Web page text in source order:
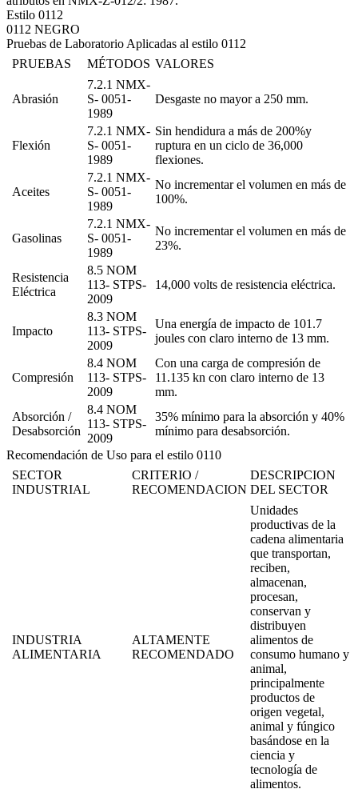
Estilo 0112
0112 NEGRO
Pruebas de Laboratorio Aplicadas al estilo 0112
PRUEBAS
MÉTODOS VALORES
Abrasión
7.2.1 NMX-
S- 0051-
1989
Desgaste no mayor a 250 mm.
Flexión
7.2.1 NMX-
S- 0051-
1989
Sin hendidura a más de 200%y
ruptura en un ciclo de 36,000
flexiones.
Aceites
7.2.1 NMX-
S- 0051-
1989
No incrementar el volumen en más de
100%.
Gasolinas
7.2.1 NMX-
S- 0051-
1989
No incrementar el volumen en más de
23%.
Resistencia
Eléctrica
8.5 NOM
113- STPS-
2009
14,000 volts de resistencia eléctrica.
Impacto
8.3 NOM
113- STPS-
2009
Una energía de impacto de 101.7
joules con claro interno de 13 mm.
Compresión
8.4 NOM
113- STPS-
2009
Con una carga de compresión de
11.135 kn con claro interno de 13
mm.
Absorción /
Desabsorción
8.4 NOM
113- STPS-
2009
35% mínimo para la absorción y 40%
mínimo para desabsorción.
Recomendación de Uso para el estilo 0110
SECTOR
INDUSTRIAL
CRITERIO /
RECOMENDACION
DESCRIPCION
DEL SECTOR
INDUSTRIA
ALIMENTARIA
ALTAMENTE
RECOMENDADO
Unidades
productivas de la
cadena alimentaria
que transportan,
reciben,
almacenan,
procesan,
conservan y
distribuyen
alimentos de
consumo humano y
animal,
principalmente
productos de
origen vegetal,
animal y fúngico
basándose en la
ciencia y
tecnología de
alimentos.